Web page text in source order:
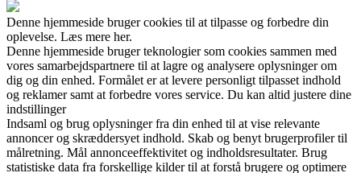
Denne hjemmeside bruger cookies til at tilpasse og forbedre din
oplevelse. Læs mere her.
Denne hjemmeside bruger teknologier som cookies sammen med
vores samarbejdspartnere til at lagre og analysere oplysninger om
dig og din enhed. Formålet er at levere personligt tilpasset indhold
og reklamer samt at forbedre vores service. Du kan altid justere dine
indstillinger
Indsaml og brug oplysninger fra din enhed til at vise relevante
annoncer og skræddersyet indhold. Skab og benyt brugerprofiler til
målretning. Mål annonceeffektivitet og indholdsresultater. Brug
statistiske data fra forskellige kilder til at forstå brugere og optimere